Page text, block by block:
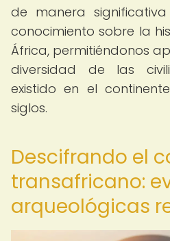
de manera
conocimiento sobre la
África, permitiéndonos
diversidad de las
existido en el
siglos.
Descifrando el
transafricano:
arqueológicas